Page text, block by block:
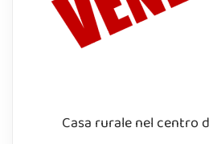
Casa rurale nel centro